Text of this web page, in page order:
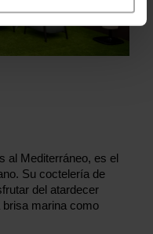
al Mediterráneo, es el
Su coctelería de
del atardecer
brisa marina como